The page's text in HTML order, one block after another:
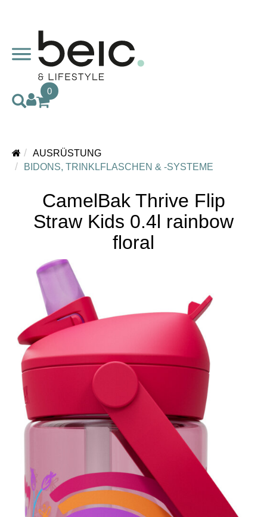
0
AUSRÜSTUNG
BIDONS, TRINKLFLASCHEN & -SYSTEME
CamelBak Thrive Flip
Straw Kids 0.4l rainbow
floral